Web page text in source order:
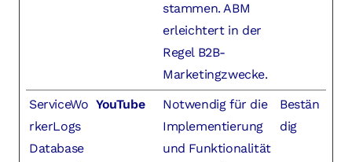
stammen. ABM
erleichtert in der
Regel B2B-
Marketingzwecke.
ServiceWo
rkerLogs
Database
YouTube
Notwendig für die
Implementierung
und Funktionalität
Bestän
dig